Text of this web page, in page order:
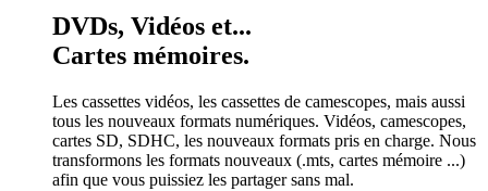
DVDs, Vidéos et...
Cartes mémoires.
Les cassettes vidéos, les cassettes de camescopes, mais aussi
tous les nouveaux formats numériques. Vidéos, camescopes,
cartes SD, SDHC, les nouveaux formats pris en charge. Nous
transformons les formats nouveaux (.mts, cartes mémoire ...)
afin que vous puissiez les partager sans mal.